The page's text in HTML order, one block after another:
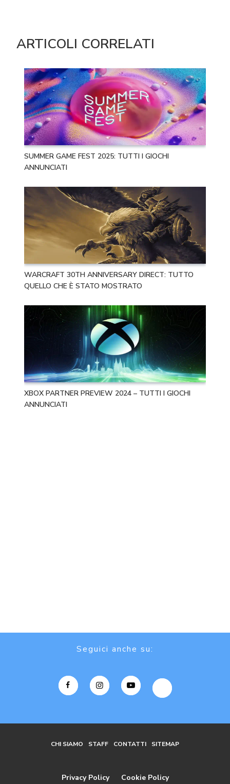
ARTICOLI CORRELATI
SUMMER GAME FEST 2025: TUTTI I GIOCHI
ANNUNCIATI
WARCRAFT 30TH ANNIVERSARY DIRECT: TUTTO
QUELLO CHE È STATO MOSTRATO
XBOX PARTNER PREVIEW 2024 – TUTTI I GIOCHI
ANNUNCIATI
Seguici anche su:
CHI SIAMO STAFF CONTATTI SITEMAP
Privacy Policy Cookie Policy